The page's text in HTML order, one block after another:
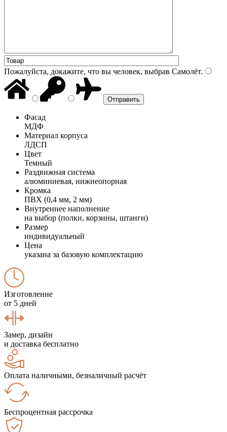
Пожалуйста, докажите, что вы человек, выбрав Самолёт.
Фасад
МДФ
Материал корпуса
ЛДСП
Цвет
Темный
Раздвижная система
алюминиевая, нижнеопорная
Кромка
ПВХ (0,4 мм, 2 мм)
Внутреннее наполнение
на выбор (полки, корзины, штанги)
Размер
индивидуальный
Цена
указана за базовую комплектацию
Изготовление
от 5 дней
Замер, дизайн
и доставка бесплатно
Оплата наличными, безналичный расчёт
Беспроцентная рассрочка